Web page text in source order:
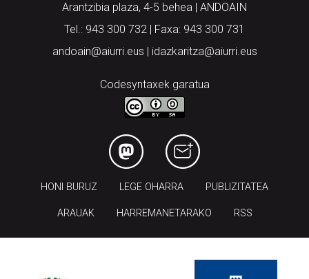
Arantzibia plaza, 4-5 behea | ANDOAIN
Tel.: 943 300 732 | Faxa: 943 300 731
andoain@aiurri.eus | idazkaritza@aiurri.eus
Codesyntaxek garatua
HONI BURUZ LEGE OHARRA PUBLIZITATEA
ARAUAK HARREMANETARAKO RSS